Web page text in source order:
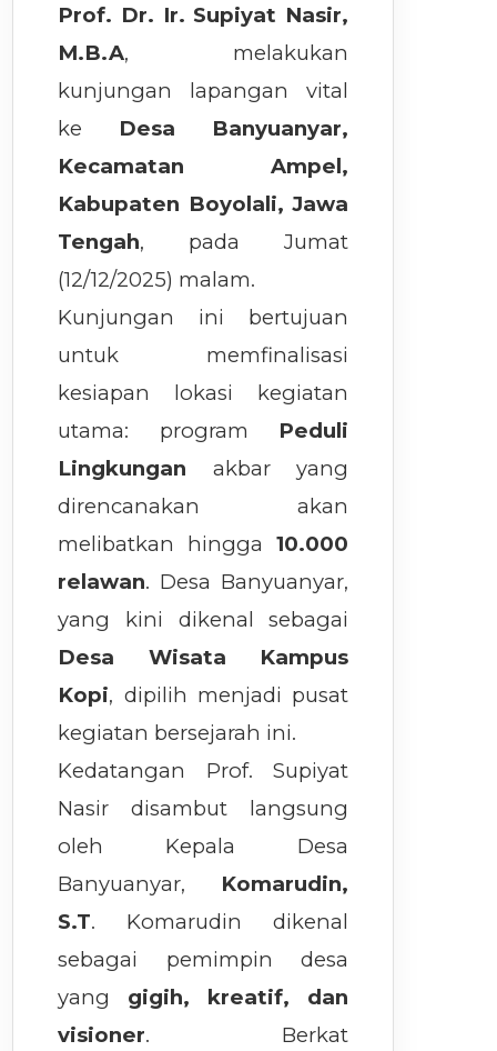
Prof. Dr. Ir. Supiyat Nasir,
M.B.A, melakukan
kunjungan lapangan vital
ke Desa Banyuanyar,
Kecamatan Ampel,
Kabupaten Boyolali, Jawa
Tengah, pada Jumat
(12/12/2025) malam.
Kunjungan ini bertujuan
untuk memfinalisasi
kesiapan lokasi kegiatan
utama: program Peduli
Lingkungan akbar yang
direncanakan akan
melibatkan hingga10.000
relawan. Desa Banyuanyar,
yang kini dikenal sebagai
Desa Wisata Kampus
Kopi, dipilih menjadi pusat
kegiatan bersejarah ini.
Kedatangan Prof. Supiyat
Nasir disambut langsung
oleh Kepala Desa
Banyuanyar, Komarudin,
S.T. Komarudin dikenal
sebagai pemimpin desa
yang gigih, kreatif, dan
visioner. Berkat